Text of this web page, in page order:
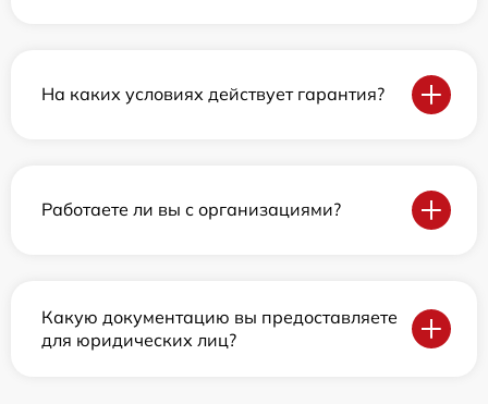
На каких условиях действует гарантия?
Работаете ли вы с организациями?
Какую документацию вы предоставляете
для юридических лиц?